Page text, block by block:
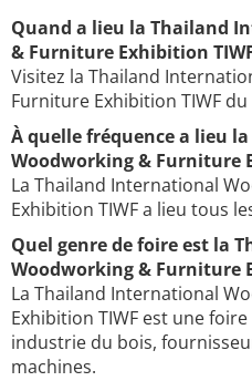
Quand a lieu la Thailand
& Furniture Exhibition
Visitez la Thailand
Furniture Exhibition TIWF
À quelle fréquence a lieu
Woodworking & Furniture
La Thailand International
Exhibition TIWF a lieu tous
Quel genre de foire est la
Woodworking & Furniture
La Thailand International
Exhibition TIWF est une
industrie du bois,
machines.